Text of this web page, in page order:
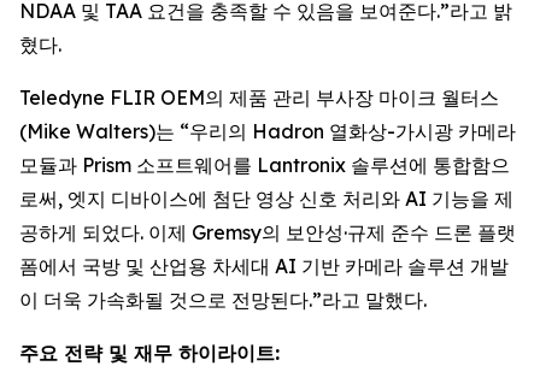
NDAA 및 TAA 요건을 충족할 수 있음을 보여준다.”라고 밝
혔다.
Teledyne FLIR OEM의 제품 관리 부사장 마이크 월터스
(Mike Walters)는 “우리의 Hadron 열화상-가시광 카메라
모듈과 Prism 소프트웨어를 Lantronix 솔루션에 통합함으
로써, 엣지 디바이스에 첨단 영상 신호 처리와 AI 기능을 제
공하게 되었다. 이제 Gremsy의 보안성·규제 준수 드론 플랫
폼에서 국방 및 산업용 차세대 AI 기반 카메라 솔루션 개발
이 더욱 가속화될 것으로 전망된다.”라고 말했다.
주요 전략 및 재무 하이라이트: